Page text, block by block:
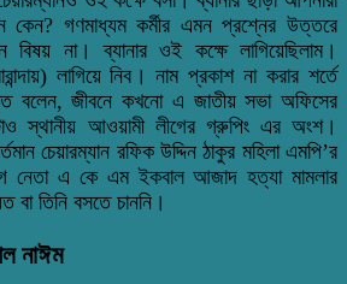
কেন? গণমাধ্যম কর্মীর এমন প্রশ্নের উত্তরে
না। ব্যানার ওই কক্ষে লাগিয়েছিলাম।
লাগিয়ে নিব। নাম প্রকাশ না করার শর্তে
বলেন, জীবনে কখনো এ জাতীয় সভা অফিসের
স্থানীয় আওয়ামী লীগের গ্রুপিং এর অংশ।
চেয়ারম্যান রফিক উদ্দিন ঠাকুর মহিলা এমপি’র
নেতা এ কে এম ইকবাল আজাদ হত্যা মামলার
তিনি বসতে চাননি।
নাঈম